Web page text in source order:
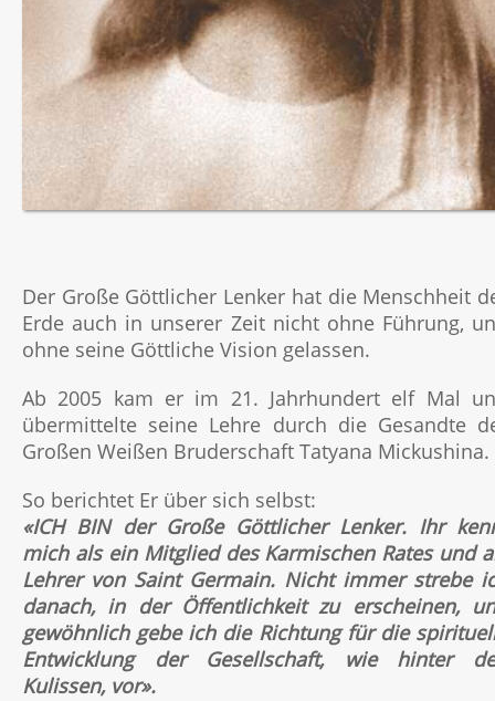
Der Große Göttlicher Lenker hat die Menschheit
Erde auch in unserer Zeit nicht ohne Führung,
ohne seine Göttliche Vision gelassen.
Ab 2005 kam er im 21. Jahrhundert elf Mal
übermittelte seine Lehre durch die Gesandte
Großen Weißen Bruderschaft Tatyana Mickushina.
So berichtet Er über sich selbst:
«ICH BIN der Große Göttlicher Lenker. Ihr
mich als ein Mitglied des Karmischen Rates und
Lehrer von Saint Germain. Nicht immer strebe
danach, in der Öffentlichkeit zu erscheinen,
gewöhnlich gebe ich die Richtung für die
Entwicklung der Gesellschaft, wie hinter
Kulissen, vor».